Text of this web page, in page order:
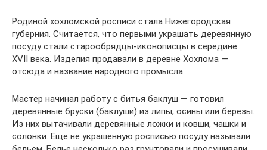
Родиной хохломской росписи стала Нижегородская
губерния. Считается, что первыми украшать деревянную
посуду стали старообрядцы-иконописцы в середине
XVII века. Изделия продавали в деревне Хохлома —
отсюда и название народного промысла.
Мастер начинал работу с битья баклуш — готовил
деревянные бруски (баклуши) из липы, осины или березы.
Из них вытачивали деревянные ложки и ковши, чашки и
солонки. Еще не украшенную росписью посуду называли